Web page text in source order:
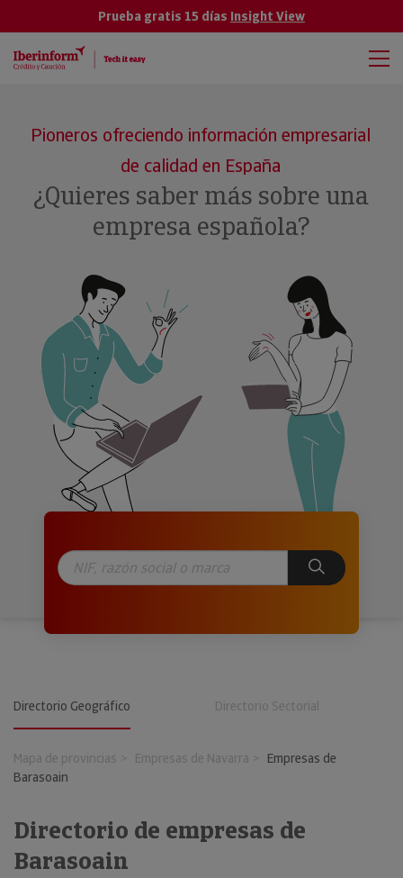
Prueba gratis 15 días Insight View
Pioneros ofreciendo información empresarial
de calidad en España
¿Quieres saber más sobre una
empresa española?
Directorio Geográfico Directorio Sectorial
Mapa de provincias Empresas de Navarra
Empresas de
Barasoain
Directorio de empresas de
Barasoain